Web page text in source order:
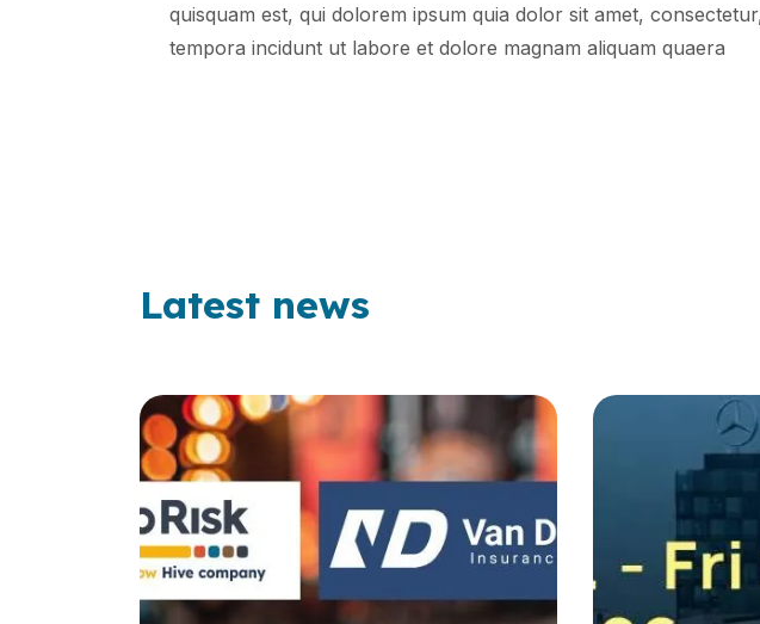
quisquam est, qui dolorem ipsum quia dolor sit amet,
tempora incidunt ut labore et dolore magnam aliquam quaera
Latest news